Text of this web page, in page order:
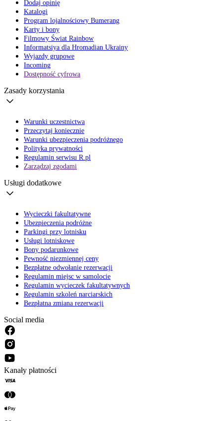
Dodaj opinię
Katalogi
Program lojalnościowy Bumerang
Karty i bony
Filmowy Świat Rainbow
Informatsiya dla Hromadian Ukrainy
Wyjazdy grupowe
Incoming
Dostępność cyfrowa
Zasady korzystania
Warunki uczestnictwa
Przeczytaj koniecznie
Warunki ubezpieczenia podróżnego
Polityka prywatności
Regulamin serwisu R.pl
Zarządzaj zgodami
Usługi dodatkowe
Wycieczki fakultatywne
Ubezpieczenia podróżne
Parkingi przy lotnisku
Usługi lotniskowe
Bony podarunkowe
Pewność niezmiennej ceny
Bezpłatne odwołanie rezerwacji
Regulamin miejsc w samolocie
Regulamin wycieczek fakultatywnych
Regulamin szkoleń narciarskich
Bezpłatna zmiana rezerwacji
Social media
Kanały płatności